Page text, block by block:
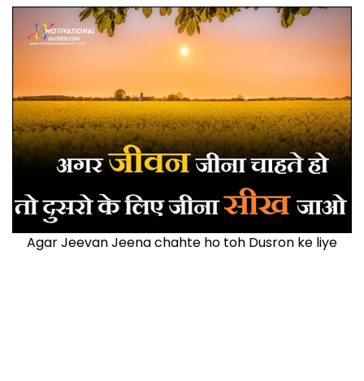
Agar Jeevan Jeena chahte ho toh Dusron ke liye